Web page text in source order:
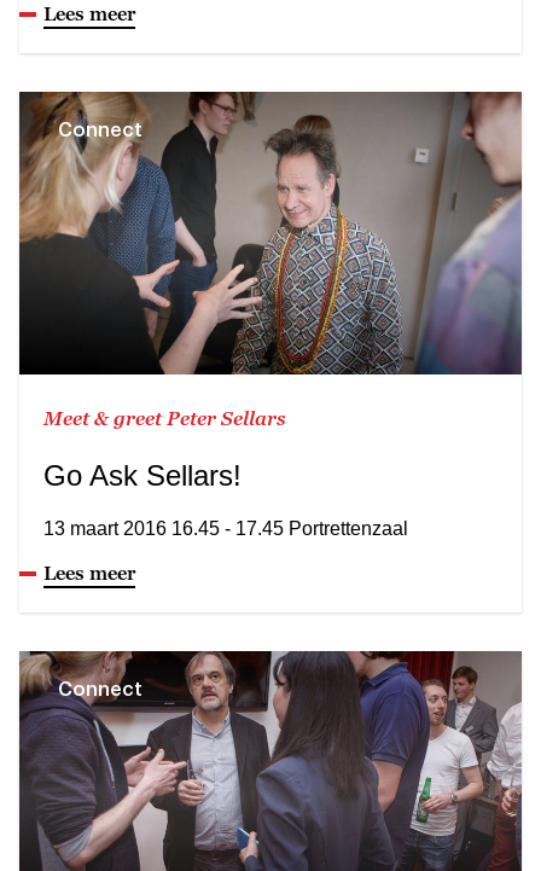
Lees meer
Connect
Meet & greet Peter Sellars
Go Ask Sellars!
13 maart 2016 16.45 - 17.45 Portrettenzaal
Lees meer
Connect